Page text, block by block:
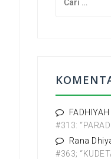
u
k
:
#313:
Rana
#363;